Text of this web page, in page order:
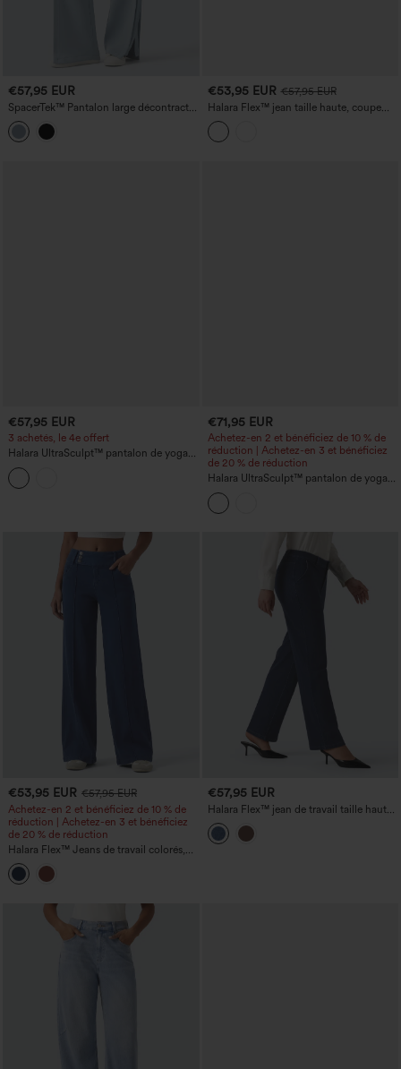
€57,95 EUR
SpacerTek™ Pantalon large décontracté
taille haute à cordon intérieur, fentes et
côtes contrastées, avec poches
€53,95 EUR €57,95 EUR
Halara Flex™ jean taille haute, coupe
'barrel' décontractée, avec poches
€57,95 EUR
3 achetés, le 4e offert
Halara UltraSculpt™ pantalon de yoga
taille haute à jambe large imprimé
léopard avec poches
€71,95 EUR
Achetez-en 2 et bénéficiez de 10 % de
réduction | Achetez-en 3 et bénéficiez
de 20 % de réduction
Halara UltraSculpt™ pantalon de yoga
droit taille haute à imprimé léopard,
effet ventre plat, bandes latérales, avec
poches
€53,95 EUR €57,95 EUR
Achetez-en 2 et bénéficiez de 10 % de
réduction | Achetez-en 3 et bénéficiez
de 20 % de réduction
Halara Flex™ Jeans de travail colorés,
taille basse, coupe droite, avec poches
€57,95 EUR
Halara Flex™ jean de travail taille haute,
coupe droite, avec poches